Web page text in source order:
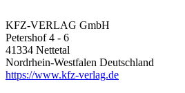
KFZ-VERLAG GmbH
Petershof 4 - 6
41334 Nettetal
Nordrhein-Westfalen Deutschland
https://www.kfz-verlag.de